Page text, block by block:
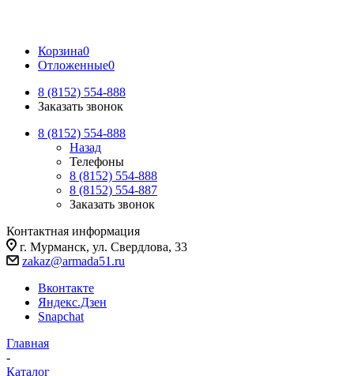
Корзина0
Отложенные0
8 (8152) 554-888
Заказать звонок
8 (8152) 554-888
Назад
Телефоны
8 (8152) 554-888
8 (8152) 554-887
Заказать звонок
Контактная информация
г. Мурманск, ул. Свердлова, 33
zakaz@armada51.ru
Вконтакте
Яндекс.Дзен
Snapchat
Главная
-
Каталог